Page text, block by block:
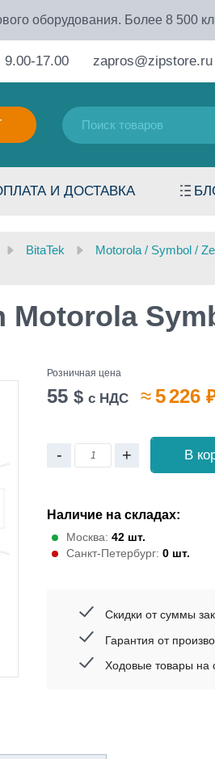
оборудования. Более 8 500
17.00 zapros@zipstore.ru
И ДОСТАВКА
BitaTek Motorola / Symbol /
Розничная цена
55 $ с НДС ≈5 226
- + В
Наличие на складах:
Москва: 42 шт.
Санкт-Петербург: 0 шт.
Скидки от суммы
Гарантия от
Ходовые товары на